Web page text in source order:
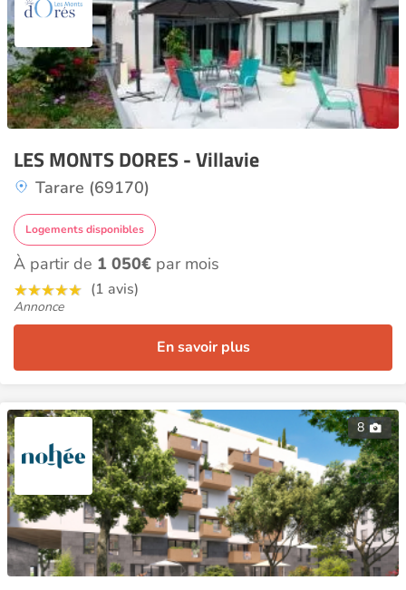
LES MONTS DORES - Villavie
Tarare (69170)
Logements disponibles
À partir de 1 050€ par mois
(1 avis)
Annonce
En savoir plus
8